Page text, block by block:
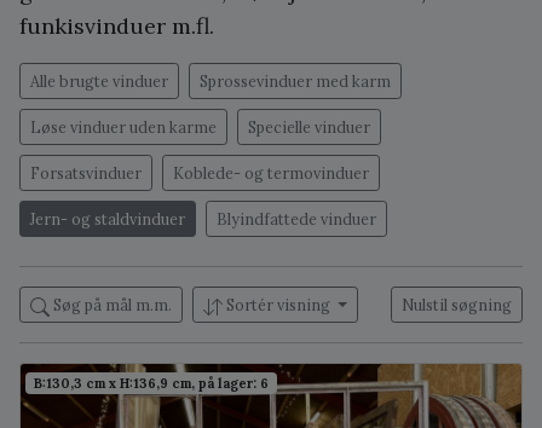
funkisvinduer m.fl.
Alle brugte vinduer Sprossevinduer med karm
Løse vinduer uden karme Specielle vinduer
Forsatsvinduer Koblede- og termovinduer
Jern- og staldvinduer Blyindfattede vinduer
Søg på mål m.m. Sortér visning Nulstil søgning
B:130,3 cm x H:136,9 cm, på lager: 6